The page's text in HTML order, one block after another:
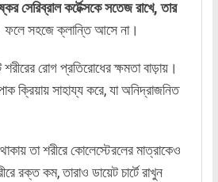
সেরিব্রাল কর্টেক্সকে সতেজ রাখে, তার
ফলে সহজে ক্লান্তি আসে না।
শরীরের রোগ প্রতিরোধের ক্ষমতা বাড়ায়।
ক্রিয়ায় সাহায্য করে, যা অনিদ্রাজনিত
তা শরীরে কোলেস্টেরলের মাত্রাকেও
রক্ত কম, তারাও ডায়েট চার্টে রাখুন